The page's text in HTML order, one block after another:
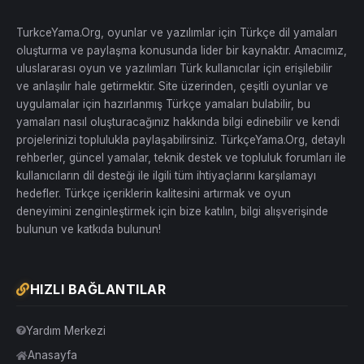
SH DOWNPOUR PS3TÜRKÇE YAMA- COOKEDPS3
klasörüiçindeki 62 dosyayı:
BLUS30565 veya BLES01446
SH DOWNPOUR / PS3_GAME / USRDIR / SHGAME /
COOKEDPS3klasörüne atın.
SH DOWNPOUR PS3
- TOC klasöründeki
PS3TOC dosyasını:
SH DOWNPOUR / PS3_GAME / USRDIR / SHGAME
klasörüne atın.
SH DOWNPOUR PS3TÜRKÇE YAMA- MOVIES
klasöründeki 2 video dosyasını:
SH DOWNPOUR / PS3_GAME / USRDIR / SHGAME /
MOVIES / PS3klasörüne atın.
Bu videolar aktarım sahneleriyle ilgili olduğundan,
oyunun bütünlüğü için kesinlikle eklenmelidir.
Kurulumu Multiman üzerinden yapmak isteyenler için:
Programı klasörüne gidin ve burada SH Downpour’a ait eski
bir kurulum dosyası varsa
TurkceYama.Org, oyunlar ve yazılımlar için Türkçe dil yamaları
oluşturma ve paylaşma konusunda lider bir kaynaktır. Amacımız,
uluslararası oyun ve yazılımları Türk kullanıcılar için erişilebilir
ve anlaşılır hale getirmektir. Site üzerinden, çeşitli oyunlar ve
uygulamalar için hazırlanmış Türkçe yamaları bulabilir, bu
yamaları nasıl oluşturacağınız hakkında bilgi edinebilir ve kendi
projelerinizi toplulukla paylaşabilirsiniz. TürkçeYama.Org, detaylı
rehberler, güncel yamalar, teknik destek ve topluluk forumları ile
kullanıcıların dil desteği ile ilgili tüm ihtiyaçlarını karşılamayı
hedefler. Türkçe içeriklerin kalitesini artırmak ve oyun
deneyimini zenginleştirmek için bize katılın, bilgi alışverişinde
bulunun ve katkıda bulunun!
HIZLI BAĞLANTILAR
Yardım Merkezi
Anasayfa